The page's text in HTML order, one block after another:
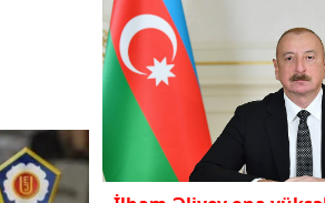
Gənclər və İdman
Media və QHT
Hadisə
Sağlamlıq